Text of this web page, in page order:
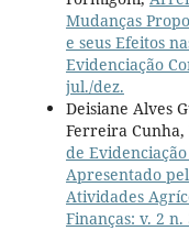
Mudanças
e seus Efeitos
Evidenciação
jul./dez.
Deisiane Alves
Ferreira
de
Apresentado
Atividades
Finanças: v. 2 n.